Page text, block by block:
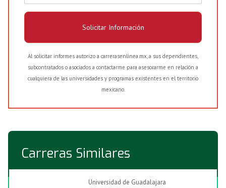
Solicitar Información
Al solicitar informes autorizo a carrerasenlinea.mx, a sus dependientes,
subcontratados o asociados a contactarme para asesorarme en relación a
cualquiera de las universidades y programas existentes en el territorio
mexicano.
Carreras Similares
Universidad de Guadalajara